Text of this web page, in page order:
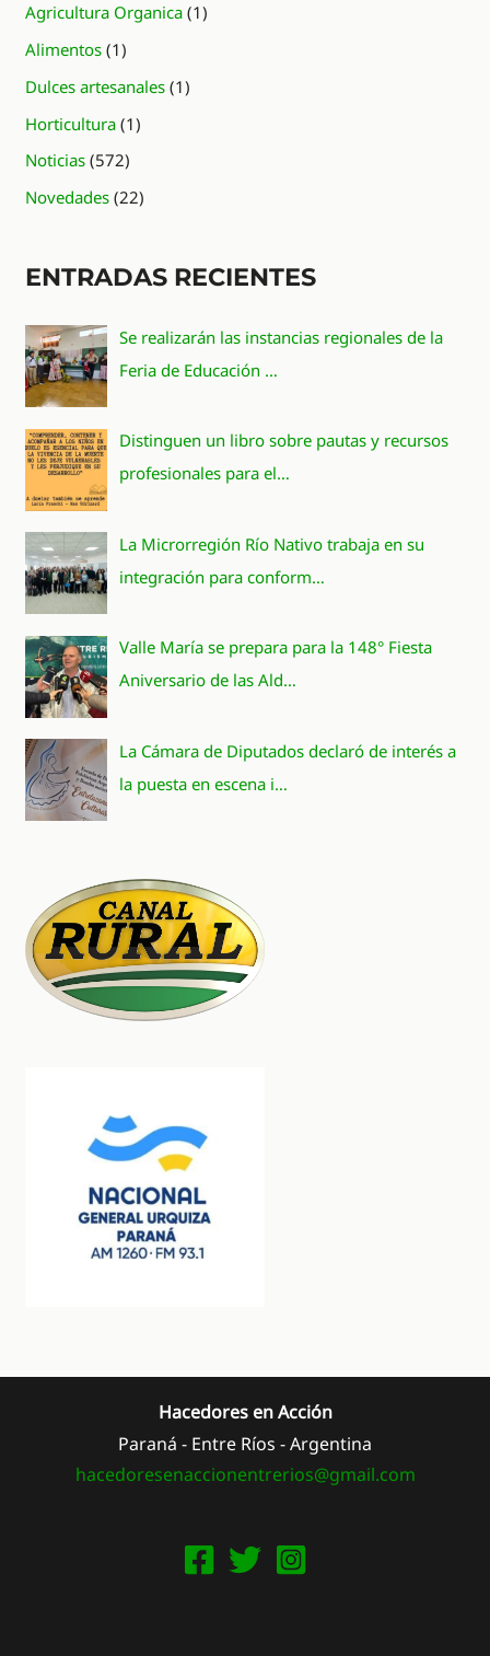
del
país
Agricultura Organica (1)
Alimentos (1)
Dulces artesanales (1)
Horticultura (1)
Noticias (572)
Novedades (22)
ENTRADAS RECIENTES
Se realizarán las instancias regionales de la
Feria de Educación …
Distinguen un libro sobre pautas y recursos
profesionales para el…
La Microrregión Río Nativo trabaja en su
integración para conform…
Valle María se prepara para la 148° Fiesta
Aniversario de las Ald…
La Cámara de Diputados declaró de interés a
la puesta en escena i…
Hacedores en Acción
Paraná - Entre Ríos - Argentina
hacedoresenaccionentrerios@gmail.com